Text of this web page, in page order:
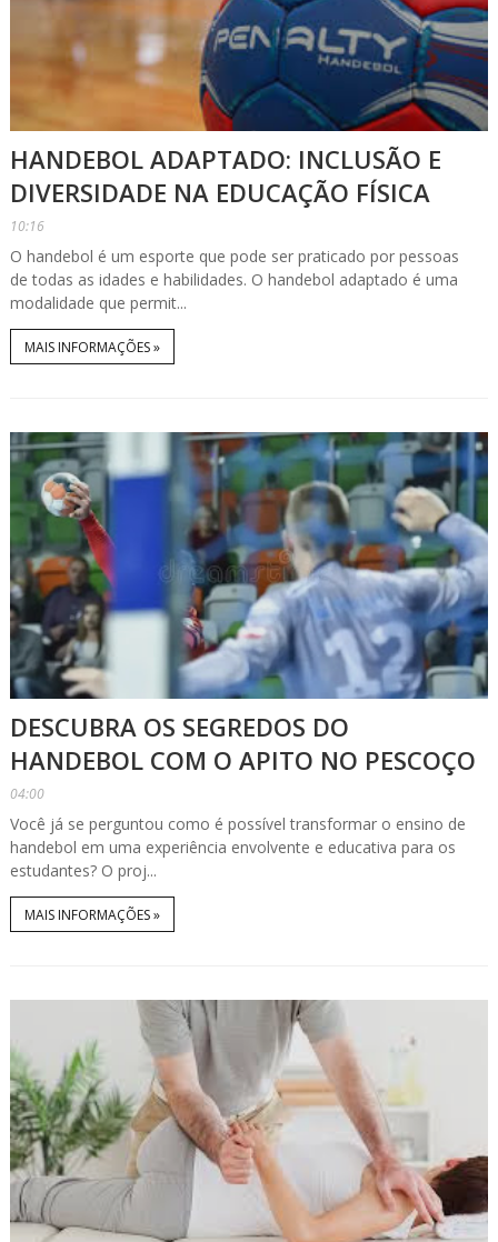
HANDEBOL ADAPTADO: INCLUSÃO E
DIVERSIDADE NA EDUCAÇÃO FÍSICA
10:16
O handebol é um esporte que pode ser praticado por pessoas
de todas as idades e habilidades. O handebol adaptado é uma
modalidade que permit...
MAIS INFORMAÇÕES »
DESCUBRA OS SEGREDOS DO
HANDEBOL COM O APITO NO PESCOÇO
04:00
Você já se perguntou como é possível transformar o ensino de
handebol em uma experiência envolvente e educativa para os
estudantes? O proj...
MAIS INFORMAÇÕES »